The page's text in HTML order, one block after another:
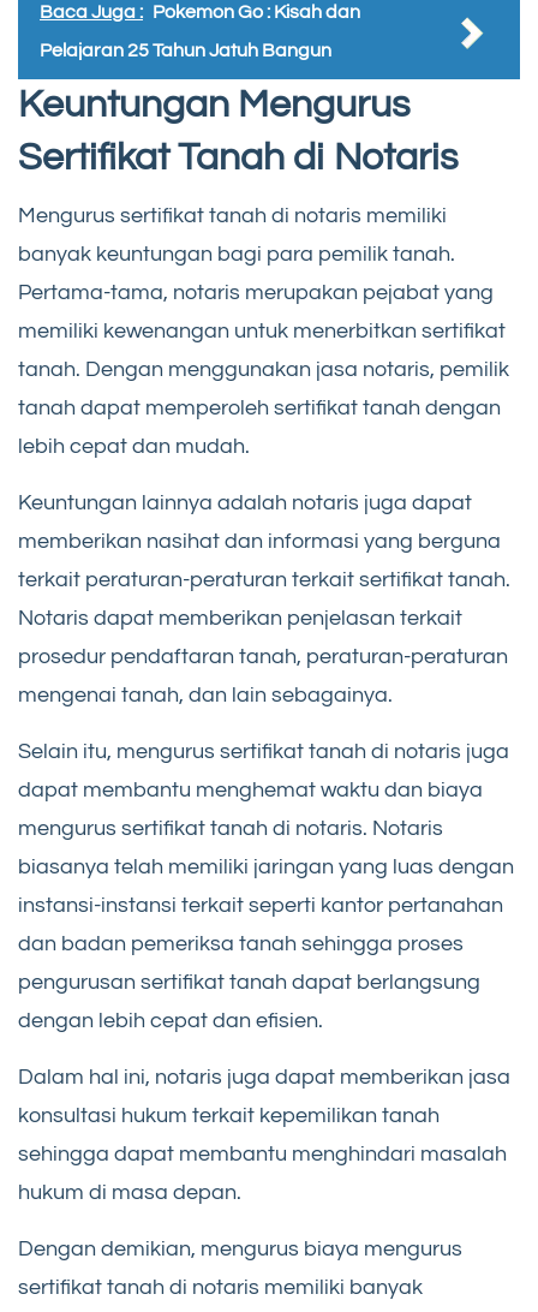
Baca Juga : Pokemon Go : Kisah dan
Pelajaran 25 Tahun Jatuh Bangun
Keuntungan Mengurus
Sertifikat Tanah di Notaris
Mengurus sertifikat tanah di notaris memiliki
banyak keuntungan bagi para pemilik tanah.
Pertama-tama, notaris merupakan pejabat yang
memiliki kewenangan untuk menerbitkan sertifikat
tanah. Dengan menggunakan jasa notaris, pemilik
tanah dapat memperoleh sertifikat tanah dengan
lebih cepat dan mudah.
Keuntungan lainnya adalah notaris juga dapat
memberikan nasihat dan informasi yang berguna
terkait peraturan-peraturan terkait sertifikat tanah.
Notaris dapat memberikan penjelasan terkait
prosedur pendaftaran tanah, peraturan-peraturan
mengenai tanah, dan lain sebagainya.
Selain itu, mengurus sertifikat tanah di notaris juga
dapat membantu menghemat waktu dan biaya
mengurus sertifikat tanah di notaris. Notaris
biasanya telah memiliki jaringan yang luas dengan
instansi-instansi terkait seperti kantor pertanahan
dan badan pemeriksa tanah sehingga proses
pengurusan sertifikat tanah dapat berlangsung
dengan lebih cepat dan efisien.
Dalam hal ini, notaris juga dapat memberikan jasa
konsultasi hukum terkait kepemilikan tanah
sehingga dapat membantu menghindari masalah
hukum di masa depan.
Dengan demikian, mengurus biaya mengurus
sertifikat tanah di notaris memiliki banyak